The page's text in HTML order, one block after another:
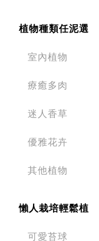
植物種類任泥選
室內植物
療癒多肉
迷人香草
優雅花卉
其他植物
懶人栽培輕鬆植
可愛苔球